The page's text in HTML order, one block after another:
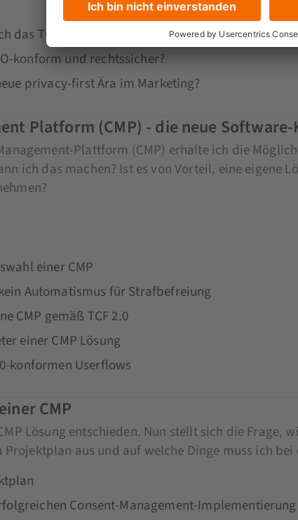
TCF 2.0?
konform und rechtssicher?
privacy-first Ära im Marketing?
Platform (CMP) - die neue
Plattform (CMP) erhalte ich die
ich das machen? Ist es von Vorteil, eine eigene
einer CMP
Automatismus für Strafbefreiung
CMP gemäß TCF 2.0
einer CMP Lösung
konformen Userflows
CMP
Lösung entschieden. Nun stellt sich die Frage,
Projektplan aus und auf welche Dinge muss ich
Consent-Management-Implementierung